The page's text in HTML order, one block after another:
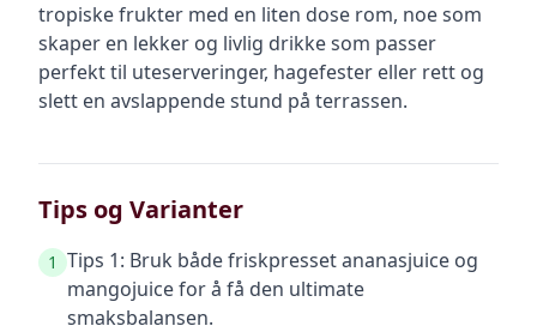
tropiske frukter med en liten dose rom, noe som
skaper en lekker og livlig drikke som passer
perfekt til uteserveringer, hagefester eller rett og
slett en avslappende stund på terrassen.
Tips og Varianter
1 Tips 1: Bruk både friskpresset ananasjuice og
mangojuice for å få den ultimate
smaksbalansen.